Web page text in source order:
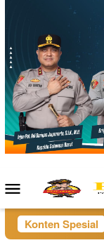
Menu
Mobile
Konten Spesial